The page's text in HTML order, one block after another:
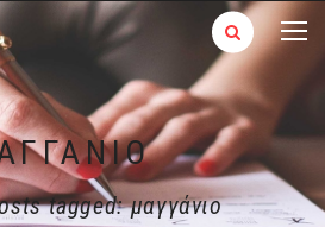
tagged: μαγγάνιο